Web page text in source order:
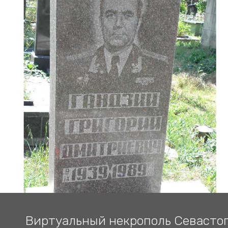
Виртуальный некрополь